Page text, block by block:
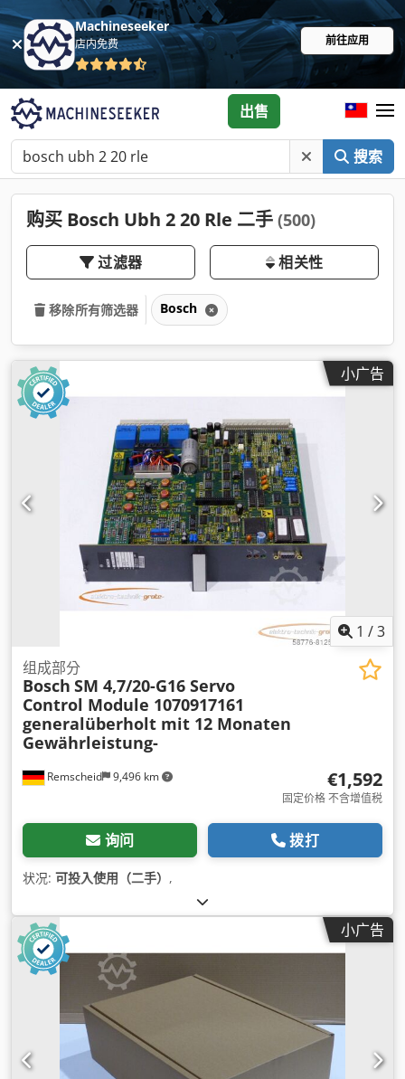
Machineseeker
店内免费 前往应用
搜索
出售
购买 Bosch Ubh 2 20 Rle 二手 (500)
过滤器 相关性
移除所有筛选器 Bosch
小广告
1 /3
Remscheid 9,496 km
组成部分
Bosch SM 4,7/20-G16 Servo
Control Module 1070917161
generalüberholt mit 12 Monaten
Gewährleistung-
€1,592
固定价格 不含增值税
询问 拨打
状况: 可投入使用（二手） ,
小广告